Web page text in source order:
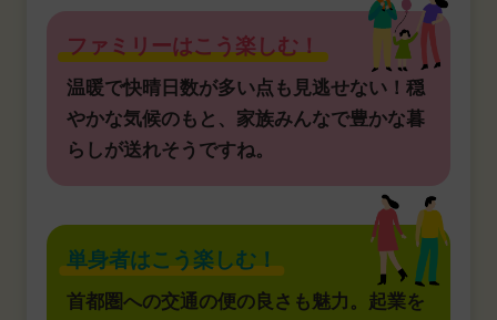
ファミリーはこう楽しむ！
温暖で快晴日数が多い点も見逃せない！穏
やかな気候のもと、家族みんなで豊かな暮
らしが送れそうですね。
単身者はこう楽しむ！
首都圏への交通の便の良さも魅力。起業を